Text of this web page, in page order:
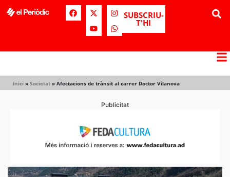
SUBSCRIU-
T'HI
Inici » Societat » Afectacions de trànsit al carrer Doctor Vilanova
Publicitat